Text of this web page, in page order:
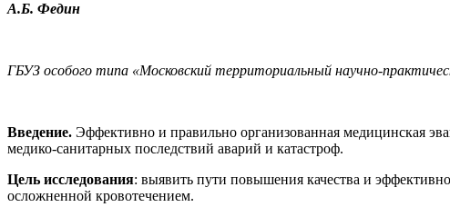
А.Б. Федин
ГБУЗ особого типа «Московский территориальный научно-
Введение. Эффективно и правильно организованная медицинская
медико-санитарных последствий аварий и катастроф.
Цель исследования: выявить пути повышения качества и
осложненной кровотечением.